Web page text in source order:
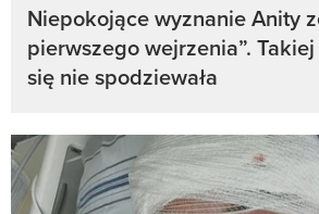
Niepokojące wyznanie Anity
pierwszego wejrzenia”.
się nie spodziewała